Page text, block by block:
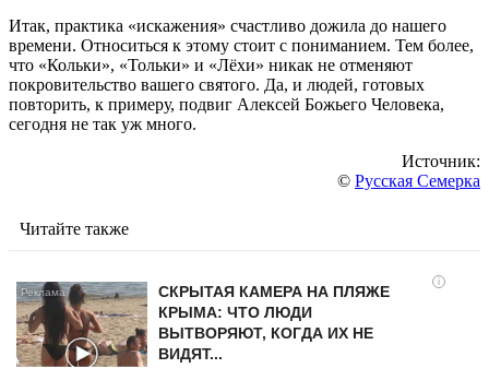
Итак, практика «искажения» счастливо дожила до нашего
времени. Относиться к этому стоит с пониманием. Тем более,
что «Кольки», «Тольки» и «Лёхи» никак не отменяют
покровительство вашего святого. Да, и людей, готовых
повторить, к примеру, подвиг Алексей Божьего Человека,
сегодня не так уж много.
Источник:
© Русская Семерка
Читайте также
i
СКРЫТАЯ КАМЕРА НА ПЛЯЖЕ
КРЫМА: ЧТО ЛЮДИ
ВЫТВОРЯЮТ, КОГДА ИХ НЕ
ВИДЯТ...